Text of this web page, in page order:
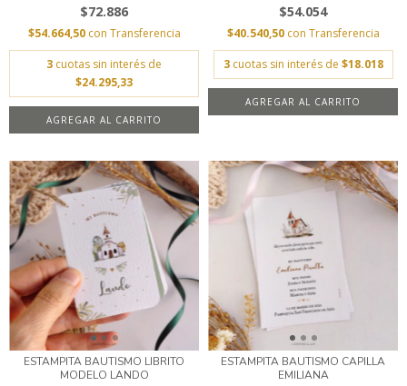
$72.886
$54.664,50 con Transferencia
3 cuotas sin interés de
$24.295,33
AGREGAR AL CARRITO
$54.054
$40.540,50 con Transferencia
3 cuotas sin interés de $18.018
AGREGAR AL CARRITO
ESTAMPITA BAUTISMO LIBRITO
MODELO LANDO
ESTAMPITA BAUTISMO CAPILLA
EMILIANA